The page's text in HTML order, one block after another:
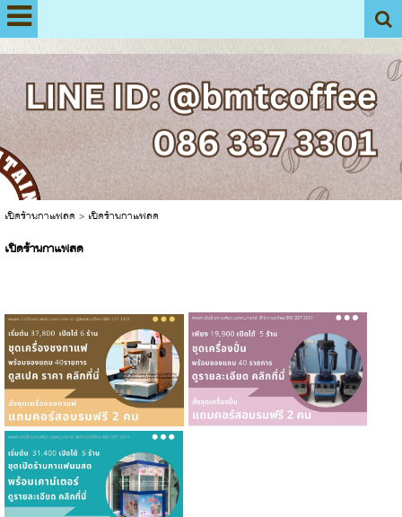
เปิดร้านกาแฟสด > เปิดร้านกาแฟสด
เปิดร้านกาแฟสด